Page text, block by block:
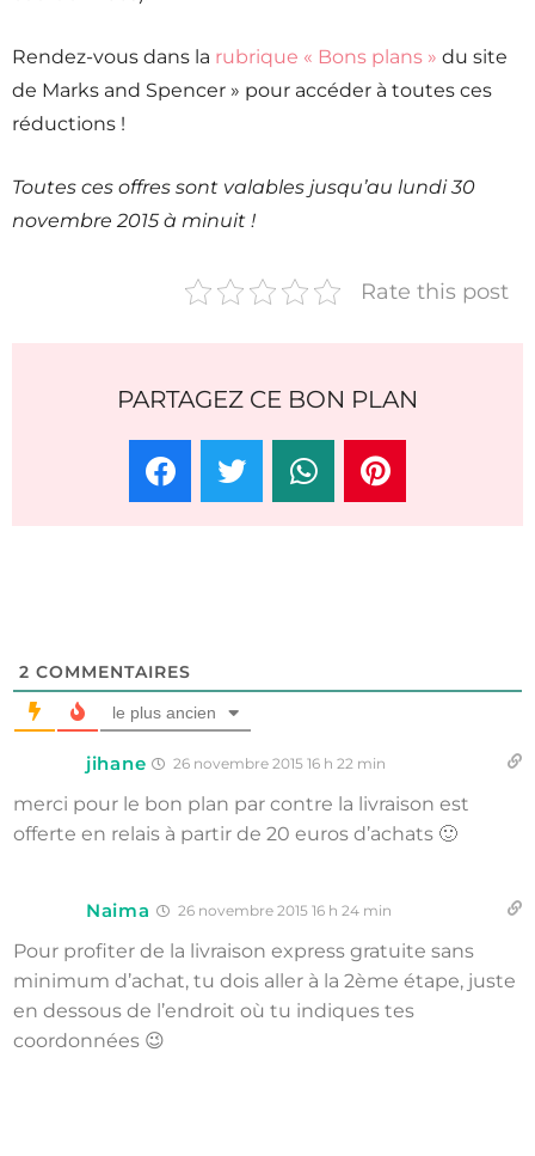
Rendez-vous dans la rubrique « Bons plans » du site
de Marks and Spencer » pour accéder à toutes ces
réductions !
Toutes ces offres sont valables jusqu’au lundi 30
novembre 2015 à minuit !
Rate this post
PARTAGEZ CE BON PLAN
2 COMMENTAIRES
le plus ancien
jihane 26 novembre 2015 16 h 22 min
merci pour le bon plan par contre la livraison est
offerte en relais à partir de 20 euros d’achats 🙂
Naima 26 novembre 2015 16 h 24 min
Pour profiter de la livraison express gratuite sans
minimum d’achat, tu dois aller à la 2ème étape, juste
en dessous de l’endroit où tu indiques tes
coordonnées 😉